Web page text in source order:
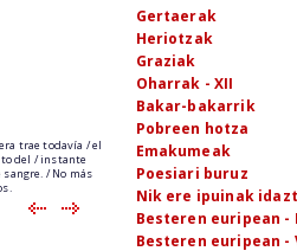
Gertaerak
Heriotzak
Graziak
Oharrak - XII
Bakar-bakarrik
Pobreen hotza
Emakumeak
Poesiari buruz
Nik ere ipuinak
Besteren euripean -
Besteren euripean -
trae todavía / el
del / instante
/ No más